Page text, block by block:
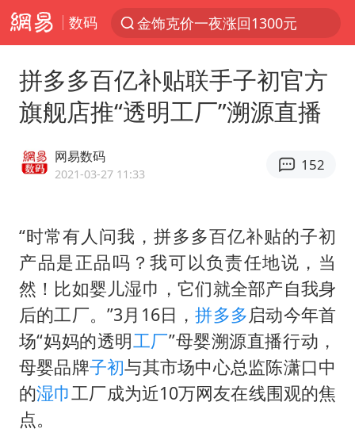
数码
金饰克价一夜涨回1300元
峰哥 汪海林
西湖突现狂风暴雨 游客瞬间被浇透
河南重大刑事案嫌疑人落网
视频丨中国东方电气集团原党组副书记、董事宋致远被查
梁家辉：到内地拍戏不是北上是回归
白海豚将正面袭击贯穿浙江
酒店回应车内过夜被收150元
“不怕六爷挂得多 就怕六爷挂一颗”
牛津大学一纸声明甩不了锅
拼多多百亿补贴联手子初官方
旗舰店推“透明工厂”溯源直播
网易数码
2021-03-27 11:33
152
“时常有人问我，拼多多百亿补贴的子初
产品是正品吗？我可以负责任地说，当
然！比如婴儿湿巾，它们就全部产自我身
后的工厂。”3月16日，拼多多启动今年首
场“妈妈的透明工厂”母婴溯源直播行动，
母婴品牌子初与其市场中心总监陈潇口中
的湿巾工厂成为近10万网友在线围观的焦
点。